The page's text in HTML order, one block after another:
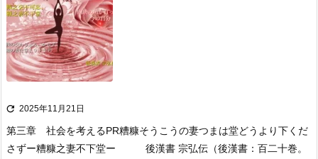
 2025年11月21日
第三章 社会を考えるPR糟糠そうこうの妻つまは堂どうより下くだ
さずー糟糠之妻不下堂ー 後漢書 宗弘伝 （後漢書：百二十巻。